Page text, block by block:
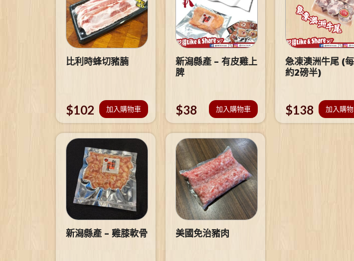
比利時蜂切豬腩
$102 加入購物車
新潟縣產 – 有皮雞上
脾
$38 加入購物車
急凍澳洲牛尾 (
約2磅半)
$138 加入購
新潟縣產 – 雞膝軟骨 美國免治豬肉